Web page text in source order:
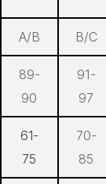
A/B B/C
89-
90
91-
97
61-
75
70-
85